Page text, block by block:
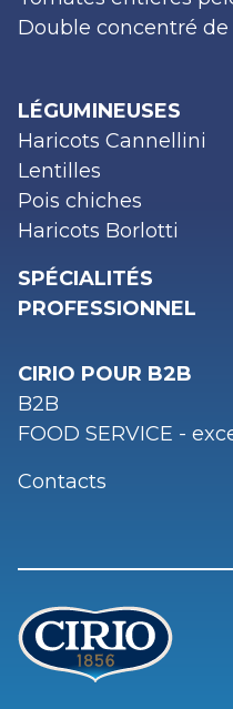
Double concentré
LÉGUMINEUSES
Haricots Cannellini
Lentilles
Pois chiches
Haricots Borlotti
SPÉCIALITÉS
PROFESSIONNEL
CIRIO POUR B2B
B2B
FOOD SERVICE -
Contacts